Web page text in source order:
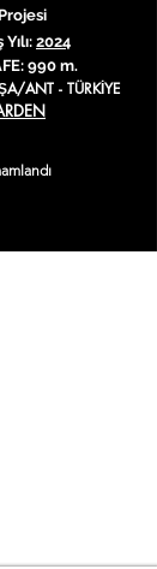
2024
990 m.
ANT - TÜRKİYE